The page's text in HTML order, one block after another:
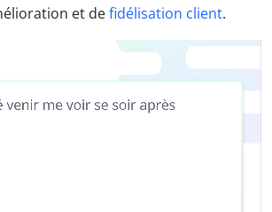
et defidélisation client.